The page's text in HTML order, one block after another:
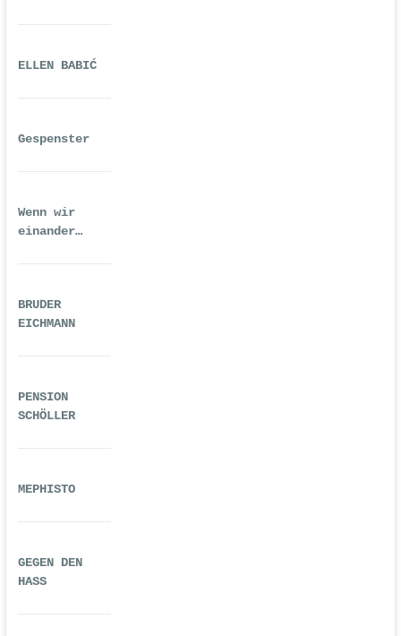
ELLEN BABIĆ
Gespenster
Wenn wir
einander
BRUDER
EICHMANN
PENSION
SCHÖLLER
MEPHISTO
GEGEN DEN
HASS